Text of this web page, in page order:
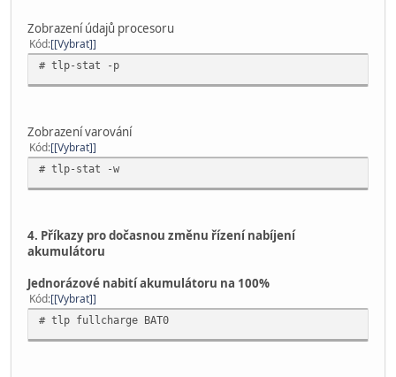
Zobrazení údajů procesoru
Kód [Vybrat]
# tlp-stat -p
Zobrazení varování
Kód [Vybrat]
# tlp-stat -w
4. Příkazy pro dočasnou změnu řízení nabíjení
akumulátoru
Jednorázové nabití akumulátoru na 100%
Kód [Vybrat]
# tlp fullcharge BAT0